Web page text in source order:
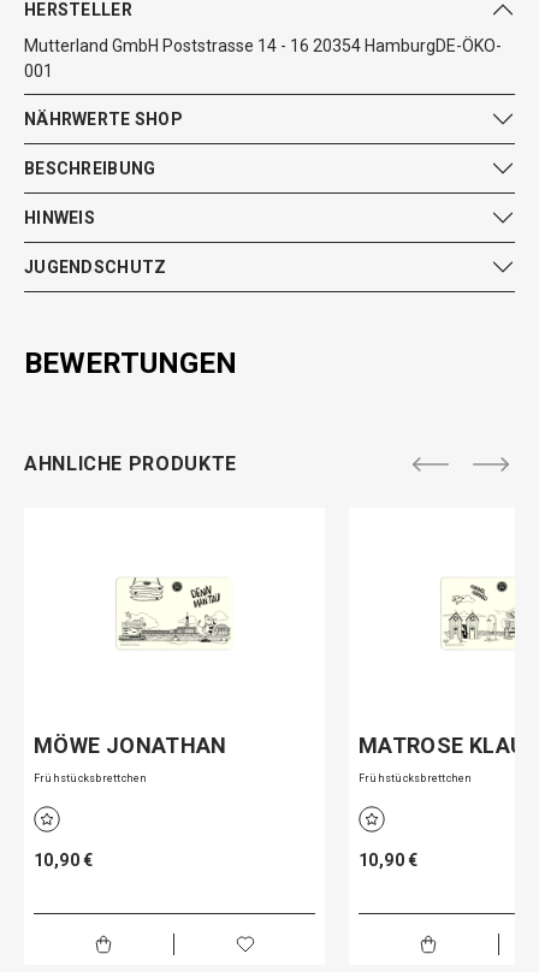
HERSTELLER
Mutterland GmbH Poststrasse 14 - 16 20354 HamburgDE-ÖKO-
001
NÄHRWERTE SHOP
BESCHREIBUNG
HINWEIS
JUGENDSCHUTZ
BEWERTUNGEN
AHNLICHE PRODUKTE
MÖWE JONATHAN
Frühstücksbrettchen
10,90 €
MATROSE KLAUS
Frühstücksbrettchen
10,90 €